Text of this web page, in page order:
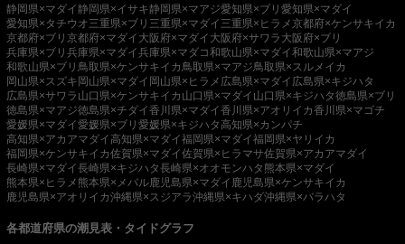
静岡県×マダイ静岡県×イサキ静岡県×マアジ愛知県×ブリ 愛知県×マダイ
愛知県×タチウオ三重県×ブリ 三重県×マダイ 三重県×ヒラメ京都府×ケンサキイカ
京都府×ブリ 京都府×マダイ 大阪府×マダイ 大阪府×サワラ 大阪府×ブリ
兵庫県×ブリ 兵庫県×マダイ兵庫県×マダコ和歌山県×マダイ和歌山県×マアジ
和歌山県×ブリ 鳥取県×ケンサキイカ 鳥取県×マアジ鳥取県×スルメイカ
岡山県×スズキ岡山県×マダイ 岡山県×ヒラメ 広島県×マダイ 広島県×キジハタ
広島県×サワラ 山口県×ケンサキイカ 山口県×マダイ 山口県×キジハタ徳島県×ブリ
徳島県×マアジ徳島県×チダイ香川県×マダイ香川県×アオリイカ香川県×マゴチ
愛媛県×マダイ愛媛県×ブリ 愛媛県×キジハタ高知県×カンパチ
高知県×アカアマダイ高知県×マダイ福岡県×マダイ福岡県×ヤリイカ
福岡県×ケンサキイカ佐賀県×マダイ佐賀県×ヒラマサ佐賀県×アカアマダイ
長崎県×マダイ長崎県×キジハタ長崎県×オオモンハタ 熊本県×マダイ
熊本県×ヒラメ 熊本県×メバル鹿児島県×マダイ 鹿児島県×ケンサキイカ
鹿児島県×アオリイカ沖縄県×スジアラ沖縄県×キハダ沖縄県×バラハタ
各都道府県の潮見表・タイドグラフ